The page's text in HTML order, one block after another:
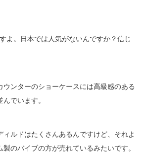
よ。日本では人気がないんですか？信じ
ウンターのショーケースには高級感のある
でいます。
ィルドはたくさんあるんですけど、それよ
製のバイブの方が売れているみたいです。